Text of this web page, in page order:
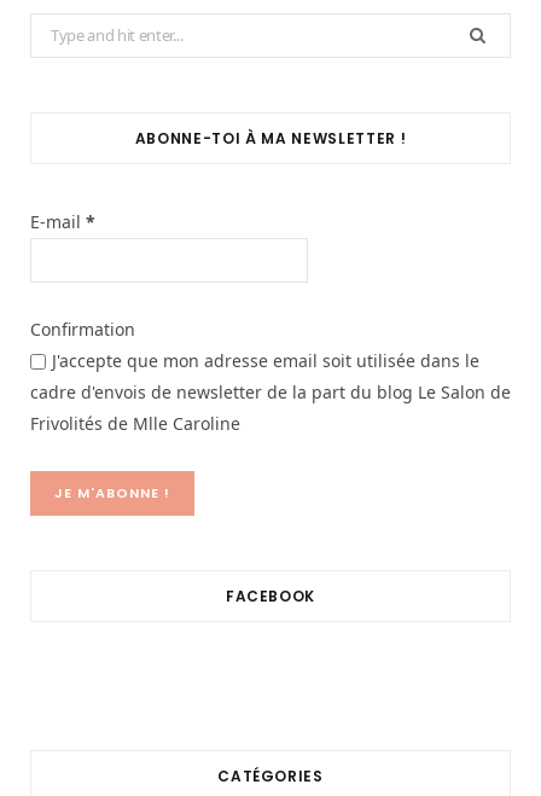
Search
for:
ABONNE-TOI À MA NEWSLETTER !
E-mail *
Confirmation
J'accepte que mon adresse email soit utilisée dans le
cadre d'envois de newsletter de la part du blog Le Salon de
Frivolités de Mlle Caroline
FACEBOOK
CATÉGORIES